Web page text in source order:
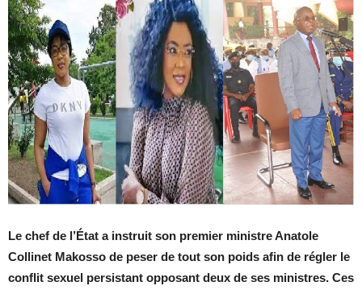
Le chef de l’État a instruit son premier ministre Anatole
Collinet Makosso de peser de tout son poids afin de régler le
conflit sexuel persistant opposant deux de ses ministres. Ces